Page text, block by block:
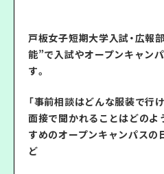
戸板女子短期大学入試・広報
能”で入試やオープンキャン
す。
「事前相談はどんな服装で行
面接で聞かれることはどのよ
すめのオープンキャンパスの
ど